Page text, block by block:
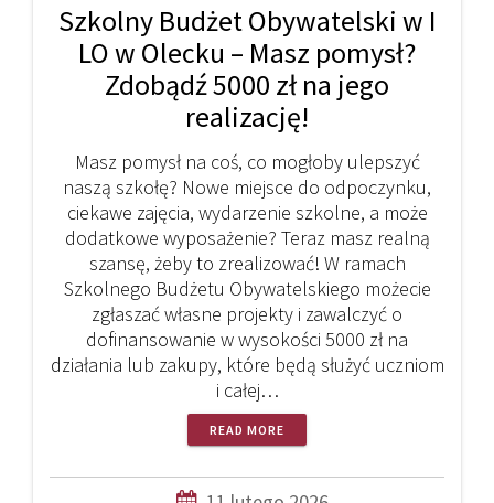
Szkolny Budżet Obywatelski w I
LO w Olecku – Masz pomysł?
Zdobądź 5000 zł na jego
realizację!
Masz pomysł na coś, co mogłoby ulepszyć
naszą szkołę? Nowe miejsce do odpoczynku,
ciekawe zajęcia, wydarzenie szkolne, a może
dodatkowe wyposażenie? Teraz masz realną
szansę, żeby to zrealizować! W ramach
Szkolnego Budżetu Obywatelskiego możecie
zgłaszać własne projekty i zawalczyć o
dofinansowanie w wysokości 5000 zł na
działania lub zakupy, które będą służyć uczniom
i całej…
READ MORE